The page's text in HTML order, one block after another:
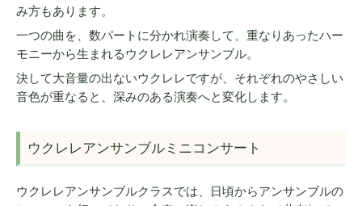
み方もあります。
一つの曲を、数パートに分かれ演奏して、重なりあったハー
モニーから生まれるウクレレアンサンブル。
決して大音量の出ないウクレレですが、それぞれのやさしい
音色が重なると、深みのある演奏へと変化します。
ウクレレアンサンブルミニコンサート
ウクレレアンサンブルクラスでは、日頃からアンサンブルの